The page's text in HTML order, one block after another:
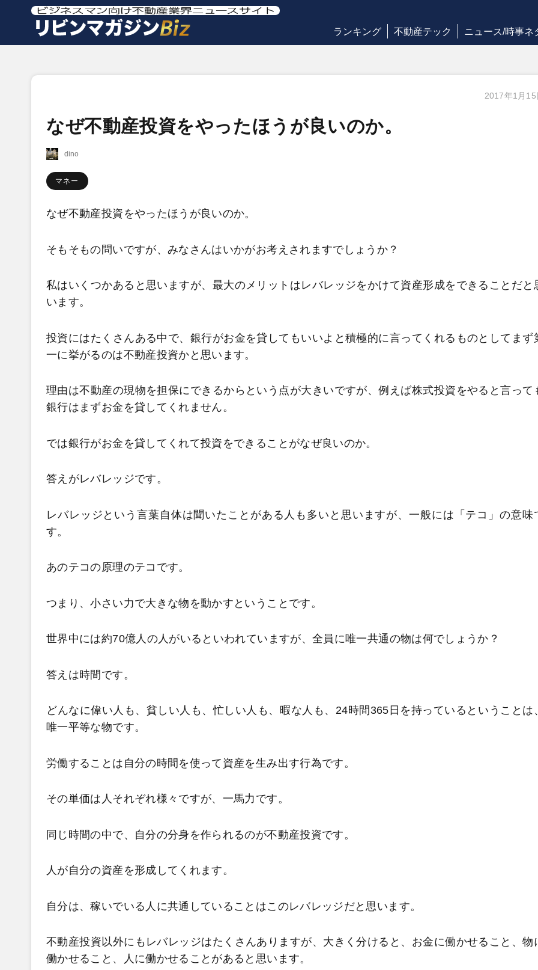
ランキング 不動産テック ニュース/時事ネ
2017年1月15
なぜ不動産投資をやったほうが良いのか。
dino
マネー
なぜ不動産投資をやったほうが良いのか。
そもそもの問いですが、みなさんはいかがお考えされますでしょうか？
私はいくつかあると思いますが、最大のメリットはレバレッジをかけて資産形成をできることだと
います。
投資にはたくさんある中で、銀行がお金を貸してもいいよと積極的に言ってくれるものとしてまず
一に挙がるのは不動産投資かと思います。
理由は不動産の現物を担保にできるからという点が大きいですが、例えば株式投資をやると言って
銀行はまずお金を貸してくれません。
では銀行がお金を貸してくれて投資をできることがなぜ良いのか。
答えがレバレッジです。
レバレッジという言葉自体は聞いたことがある人も多いと思いますが、一般には「テコ」の意味
す。
あのテコの原理のテコです。
つまり、小さい力で大きな物を動かすということです。
世界中には約70億人の人がいるといわれていますが、全員に唯一共通の物は何でしょうか？
答えは時間です。
どんなに偉い人も、貧しい人も、忙しい人も、暇な人も、24時間365日を持っているということは
唯一平等な物です。
労働することは自分の時間を使って資産を生み出す行為です。
その単価は人それぞれ様々ですが、一馬力です。
同じ時間の中で、自分の分身を作られるのが不動産投資です。
人が自分の資産を形成してくれます。
自分は、稼いでいる人に共通していることはこのレバレッジだと思います。
不動産投資以外にもレバレッジはたくさんありますが、大きく分けると、お金に働かせること、物
働かせること、人に働かせることがあると思います。